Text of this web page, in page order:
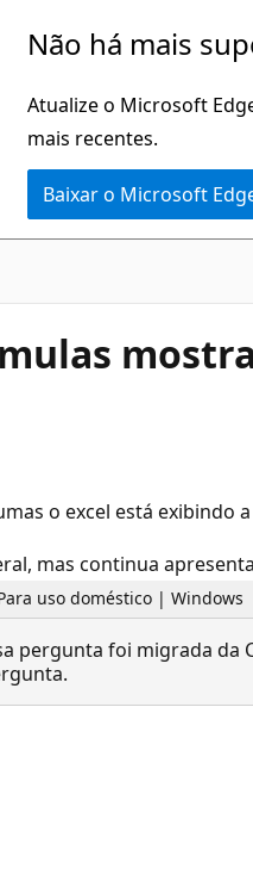
Não há mais
Atualize o Microsoft
mais recentes.
Baixar o Microsoft
o excel está exibindo
mas continua
uso doméstico | Windows
pergunta foi migrada da